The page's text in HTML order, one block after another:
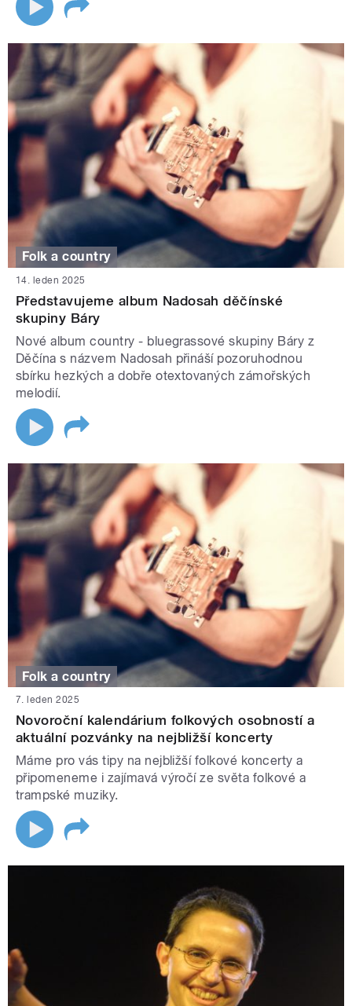
Folk a country
14. leden 2025
Představujeme album Nadosah děčínské
skupiny Báry
Nové album country - bluegrassové skupiny Báry z
Děčína s názvem Nadosah přináší pozoruhodnou
sbírku hezkých a dobře otextovaných zámořských
melodií.
Folk a country
7. leden 2025
Novoroční kalendárium folkových osobností a
aktuální pozvánky na nejbližší koncerty
Máme pro vás tipy na nejbližší folkové koncerty a
připomeneme i zajímavá výročí ze světa folkové a
trampské muziky.